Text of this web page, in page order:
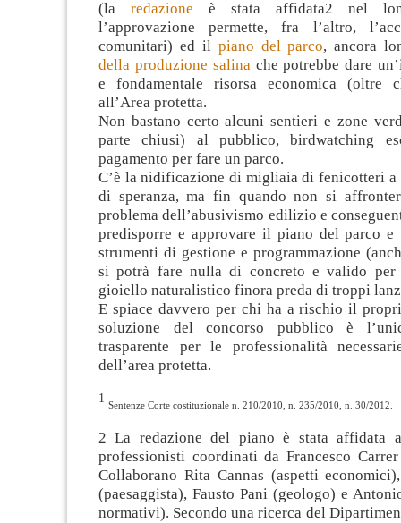
(la redazione è stata affidata2 nel
l’approvazione permette, fra l’altro,
comunitari) ed il piano del parco, ancora
della produzione salinache potrebbe dare
e fondamentale risorsa economica (oltre
all’Area protetta.
Non bastano certo alcuni sentieri e zone
parte chiusi) al pubblico, birdwatching
pagamento per fare un parco.
C’è la nidificazione di migliaia di fenicotteri a
di speranza, ma fin quando non si
problema dell’abusivismo edilizio e
predisporre e approvare il piano del parco
strumenti di gestione e programmazione
si potrà fare nulla di concreto e valido per
gioiello naturalistico finora preda di troppi
E spiace davvero per chi ha a rischio il
soluzione del concorso pubblico è
trasparente per le professionalità
dell’area protetta.
1 Sentenze Corte costituzionale n. 210/2010, n. 235/2010, n. 30/2012.
2 La redazione del piano è stata affidata
professionisti coordinati da Francesco
Collaborano Rita Cannas (aspetti
(paesaggista), Fausto Pani (geologo) e
normativi). Secondo una ricerca del